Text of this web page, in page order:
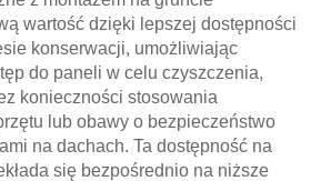
wartość dzięki lepszej dostępności
konserwacji, umożliwiając
do paneli w celu czyszczenia,
konieczności stosowania
lub obawy o bezpieczeństwo
na dachach. Ta dostępność na
się bezpośrednio na niższe